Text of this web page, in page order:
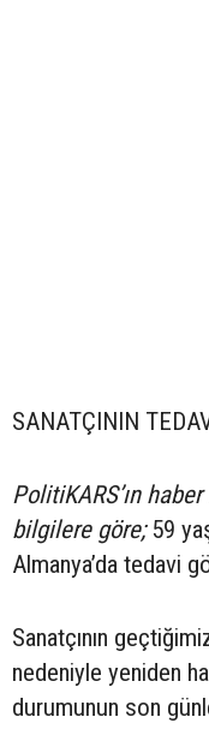
SANATÇININ
PolitiKARS’ın
bilgilere göre;59
Almanya’da tedavi
Sanatçının
nedeniyle yeniden
durumunun son